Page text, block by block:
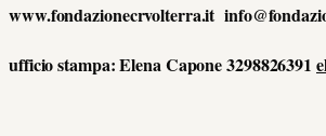
www.fondazionecrvolterra.it
ufficio stampa: Elena Capone 3298826391